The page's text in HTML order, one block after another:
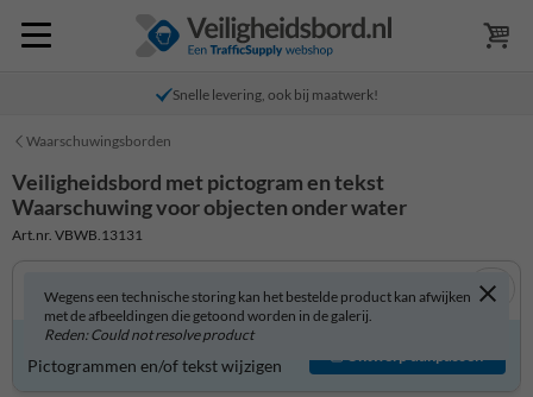
Snelle levering, ook bij maatwerk!
Waarschuwingsborden
Veiligheidsbord met pictogram en tekst
Waarschuwing voor objecten onder water
Art.nr. VBWB.13131
Wegens een technische storing kan het bestelde product kan afwijken
met de afbeeldingen die getoond worden in de galerij.
Reden: Could not resolve product
Veiligheidsbord zelf aanpassen?
Pictogrammen en/of tekst wijzigen
Ontwerp aanpassen